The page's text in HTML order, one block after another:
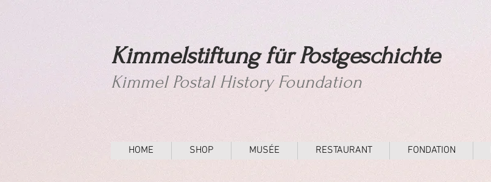
Kimmelstiftung für Postgeschichte
Kimmel Postal History Foundation
HOME SHOP MUSÉE RESTAURANT FONDATION